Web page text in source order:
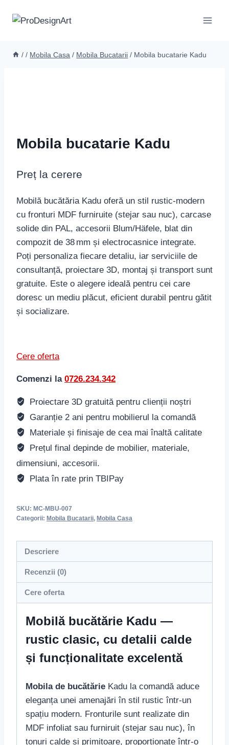
/ / Mobila Casa / Mobila Bucatarii / Mobila bucatarie Kadu
Mobila bucatarie Kadu
Preț la cerere
Mobilă bucătăria Kadu oferă un stil rustic-modern
cu fronturi MDF furniruite (stejar sau nuc), carcase
solide din PAL, accesorii Blum/Häfele, blat din
compozit de 38 mm și electrocasnice integrate.
Poți personaliza fiecare detaliu, iar serviciile de
consultanță, proiectare 3D, montaj și transport sunt
gratuite. Este o alegere ideală pentru cei care
doresc un mediu plăcut, eficient durabil pentru gătit
și socializare.
Cere oferta
Comenzi la 0726.234.342
Proiectare 3D gratuită pentru clienții noștri
Garanție 2 ani pentru mobilierul la comandă
Materiale și finisaje de cea mai înaltă calitate
Prețul final depinde de mobilier, materiale,
dimensiuni, accesorii.
Plata în rate prin TBIPay
SKU: MC-MBU-007
Categorii: Mobila Bucatarii, Mobila Casa
Descriere
Recenzii (0)
Cere oferta
Mobilă bucătărie Kadu —
rustic clasic, cu detalii calde
și funcționalitate excelentă
Mobila de bucătărie Kadu la comandă aduce
eleganța unei amenajări în stil rustic într-un
spațiu modern. Fronturile sunt realizate din
MDF infoliat sau furniruit (stejar sau nuc), în
tonuri calde și primitoare, proporționate într-o